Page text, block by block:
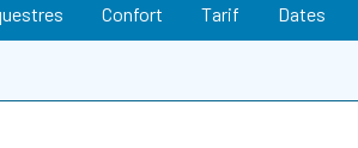
Confort Tarif Dates